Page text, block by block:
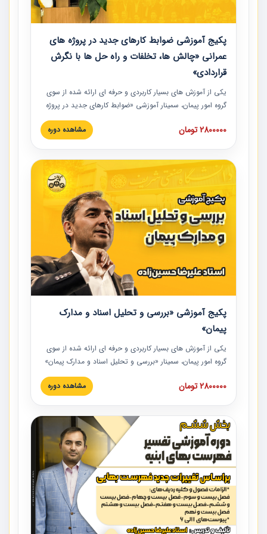
پکیج آموزشی ضوابط کارهای جدید در پروژه های
عمرانی «چالش ها، تخلفات و راه حل ها با نگرش
قراردادی»
یکی از آموزش‏‏‏‏‏‏ های بسیار کاربردی و حرفه‏ ای ارائه شده از سوی
گروه امور پیمان، سمینار آموزشی «ضوابط کارهای جدید در پروژه
های عمرانی» چالش ها، تخلفات و راه حل ها با نگرش قراردادی
است که در محل سندیکای شرکت های ساختمانی کشور ارائه شد.
مدارک پیمان به همراه تجربیات عملی ارائه شده است.
2800000 تومان مشاهده دوره
پکیج آموزشی «بررسی و تحلیل اسناد و مدارک
پیمان»
یکی از آموزش‏‏‏‏‏‏ های بسیار کاربردی و حرفه‏ ای ارائه شده از سوی
گروه امور پیمان، سمینار «بررسی و تحلیل اسناد و مدارک پیمان»
است که در دانشگاه صنعتی شریف ارائه شد. در این آموزش
نکات کلیدی مربوط به اسناد و مدارک پیمان، اولویت بندی اسناد
پیمان به همراه تجربیات عملی در این خصوص ارائه شده است.
2800000 تومان مشاهده دوره